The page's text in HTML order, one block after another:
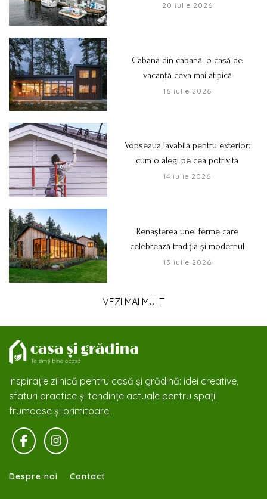
20 iulie 2026
Cabana din cabană: o casă de
vacanță ceva mai atipică
16 iulie 2026
Vopseaua lavabilă pentru exterior:
cum o alegi pe cea potrivită
14 iulie 2026
Renașterea unei ferme care
celebrează tradiția și modernul
13 iulie 2026
VEZI MAI MULT
Inspirație zilnică pentru casă și grădină: idei creative,
sfaturi practice și tendințe actuale pentru spații
frumoase și primitoare.
Despre noi Contact